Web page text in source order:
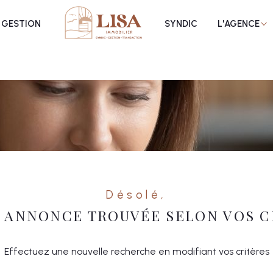
GESTION SYNDIC L'AGENCE
pro
Estimer
LOYER
Désolé,
TROUVÉE SELON VOS
Effectuez une nouvelle recherche en modifiant vos critères